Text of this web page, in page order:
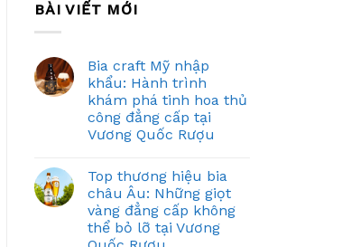
BÀI VIẾT MỚI
Bia craft Mỹ nhập
khẩu: Hành trình
khám phá tinh hoa thủ
công đẳng cấp tại
Vương Quốc Rượu
Top thương hiệu bia
châu Âu: Những giọt
vàng đẳng cấp không
thể bỏ lỡ tại Vương